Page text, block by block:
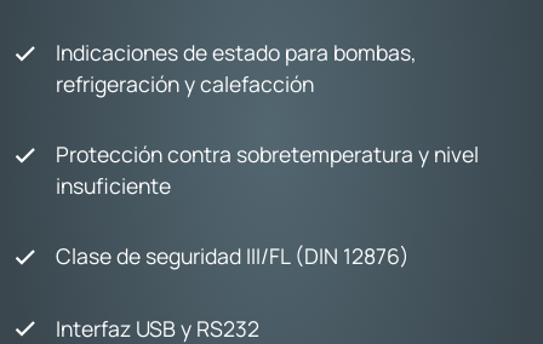
Indicaciones de estado para bombas,
refrigeración y calefacción
Protección contra sobretemperatura y nivel
insuficiente
Clase de seguridad III/FL (DIN 12876)
Interfaz USB y RS232